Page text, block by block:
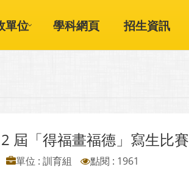
單位 學科網頁 招生資訊
屆「得福畫福德」寫生比賽
單位 : 訓育組
點閱 : 1961